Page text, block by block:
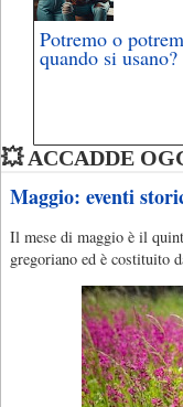
Potremo o
quando si usano?
💥 ACCADDE
Maggio: eventi
Il mese di maggio è il
gregoriano ed è costituito